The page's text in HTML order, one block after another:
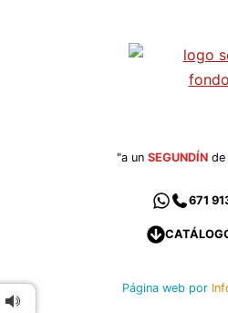
"a un SEGUNDÍNde
671
Página web por